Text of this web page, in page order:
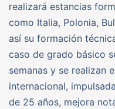
realizará estancias
como Italia, Polonia,
así su formación
caso de grado básico
semanas y se realizan
internacional,
de 25 años, mejora